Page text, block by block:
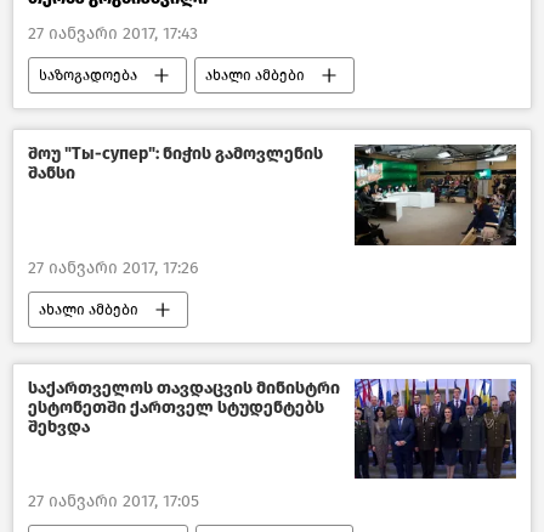
27 იანვარი 2017, 17:43
საზოგადოება ახალი ამბები
ქართველები უცხოეთში 2018
საქართველო
შოუ "Ты-супер": ნიჭის გამოვლენის
შანსი
27 იანვარი 2017, 17:26
ახალი ამბები
საბავშვო ვოკალური კონკურსი Ты супер!"
მსოფლიოს ახალი ამბები
საქართველოს თავდაცვის მინისტრი
ესტონეთში ქართველ სტუდენტებს
შეხვდა
27 იანვარი 2017, 17:05